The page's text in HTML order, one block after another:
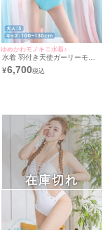
ゆめかわモノキニ水着♪
水着 羽付き天使ガーリーモノ
キニビキニ
¥6,700
在庫切れ